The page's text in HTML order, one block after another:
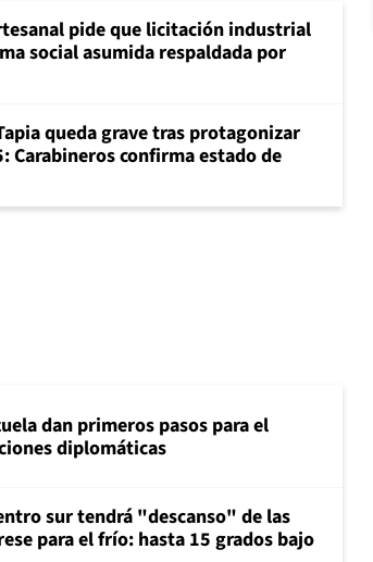
pide que licitación industrial
social asumida respaldada por
queda grave tras protagonizar
Carabineros confirma estado de
dan primeros pasos para el
diplomáticas
sur tendrá "descanso" de las
para el frío: hasta 15 grados bajo